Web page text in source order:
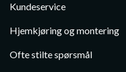
Kundeservice
Hjemkjøring og montering
Ofte stilte spørsmål